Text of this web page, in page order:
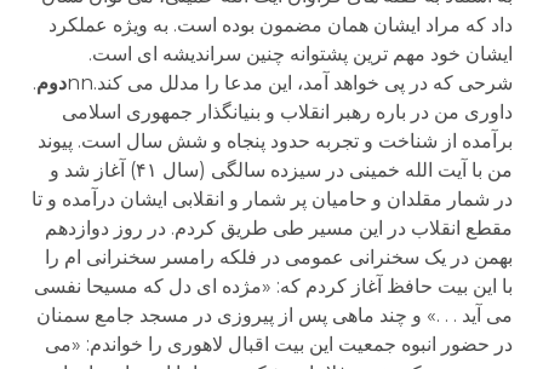
داد که مراد ایشان همان مضمون بوده است. به ویژه عملکرد
ایشان خود مهم ترین پشتوانه چنین سراندیشه ای است.
شرحی که در پی خواهد آمد، این مدعا را مدلل می کند.nn
دوم.
داوری من در باره رهبر انقلاب و بنیانگذار جمهوری اسلامی
برآمده از شناخت و تجربه حدود پنجاه و شش سال است. پیوند
من با آیت الله خمینی در سیزده سالگی (سال ۴۱) آغاز شد و
در شمار مقلدان و حامیان پر شمار و انقلابی ایشان درآمده و تا
مقطع انقلاب در این مسیر طی طریق کردم. در روز دوازدهم
بهمن در یک سخنرانی عمومی در فلکه رامسر سخنرانی ام را
با این بیت حافظ آغاز کردم که: «مژده ای دل که مسیحا نفسی
می آید . . .» و چند ماهی پس از پیروزی در مسجد جامع سمنان
در حضور انبوه جمعیت این بیت اقبال لاهوری را خواندم: «می